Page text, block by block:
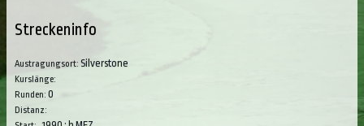
Streckeninfo
Austragungsort: Silverstone
Kurslänge:
Runden: 0
Distanz: